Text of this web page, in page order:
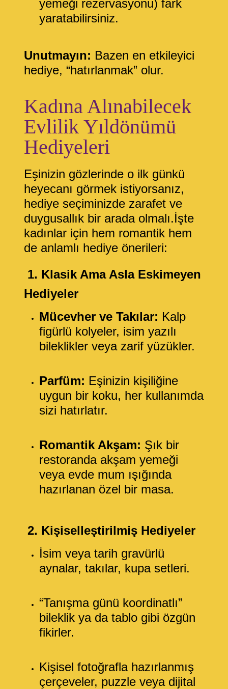
yemeği rezervasyonu) fark
yaratabilirsiniz.
Unutmayın: Bazen en etkileyici
hediye, “hatırlanmak” olur.
Kadına Alınabilecek
Evlilik Yıldönümü
Hediyeleri
Eşinizin gözlerinde o ilk günkü
heyecanı görmek istiyorsanız,
hediye seçiminizde zarafet ve
duygusallık bir arada olmalı.İşte
kadınlar için hem romantik hem
de anlamlı hediye önerileri:
1. Klasik Ama Asla Eskimeyen
Hediyeler
Mücevher ve Takılar: Kalp
figürlü kolyeler, isim yazılı
bileklikler veya zarif yüzükler.
Parfüm: Eşinizin kişiliğine
uygun bir koku, her kullanımda
sizi hatırlatır.
Romantik Akşam: Şık bir
restoranda akşam yemeği
veya evde mum ışığında
hazırlanan özel bir masa.
2. Kişiselleştirilmiş Hediyeler
İsim veya tarih gravürlü
aynalar, takılar, kupa setleri.
“Tanışma günü koordinatlı”
bileklik ya da tablo gibi özgün
fikirler.
Kişisel fotoğrafla hazırlanmış
çerçeveler, puzzle veya dijital